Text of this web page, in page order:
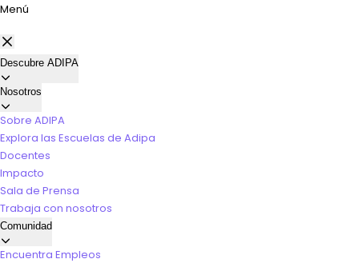
Menú
Descubre ADIPA
Nosotros
Sobre ADIPA
Explora las Escuelas de Adipa
Docentes
Impacto
Sala de Prensa
Trabaja con nosotros
Comunidad
Encuentra Empleos